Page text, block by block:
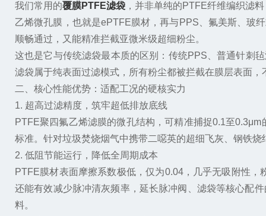
我们常用的覆膜PTFE滤袋 ，并非单纯的PTFE纤维编织滤
乙烯微孔膜，也就是ePTFE膜材，再与PPS、氟美斯、玻
顺畅通过，又能精准拦截亚微米级超细粉尘。
这也是它与传统滤袋最本质的区别：传统PPS、普通针刺
滤袋属于纯表面过滤模式，所有粉尘都被拦截在膜层表面
二、核心性能优势：适配工况的硬核实力
1. 超高过滤精度，筑牢超低排放底线
PTFE聚四氟乙烯滤膜的微孔结构，可精准捕捉0.1至
标准。针对垃圾焚烧烟气中携带二噁英的超细飞灰、钢铁
2. 低阻节能运行，降低全周期成本
PTFE膜材表面摩擦系数极低，仅为0.04，几乎无吸附性
还能有效减少脉冲清灰频率，延长脉冲阀、滤袋等核心配
料。